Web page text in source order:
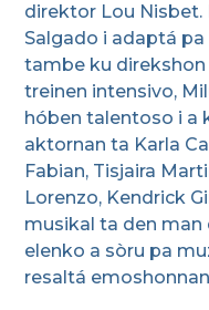
direktor Lou Nisbet.
Salgado i adaptá
tambe ku
treinen intensivo,
hóben talentoso i a
aktornan ta Karla
Fabian, Tisjaira
Lorenzo, Kendrick
musikal ta den man
elenko a sòru pa
resaltá